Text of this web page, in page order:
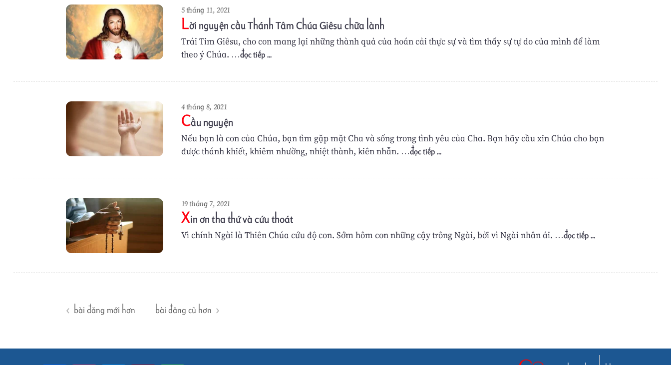
5 tháng 11, 2021
Lời nguyện cầu Thánh Tâm Chúa Giêsu chữa lành
Trái Tim Giêsu, cho con mang lại những thành quả của hoán cải thực sự và tìm thấy sự tự do của mình để làm
theo ý Chúa. …đọc tiếp ...
4 tháng 8, 2021
Cầu nguyện
Nếu bạn là con của Chúa, bạn tìm gặp mặt Cha và sống trong tình yêu của Cha. Bạn hãy cầu xin Chúa cho bạn
được thánh khiết, khiêm nhường, nhiệt thành, kiên nhẫn. …đọc tiếp ...
19 tháng 7, 2021
Xin ơn tha thứ và cứu thoát
Vì chính Ngài là Thiên Chúa cứu độ con. Sớm hôm con những cậy trông Ngài, bởi vì Ngài nhân ái. …đọc tiếp ...
bài đăng mới hơn bài đăng cũ hơn